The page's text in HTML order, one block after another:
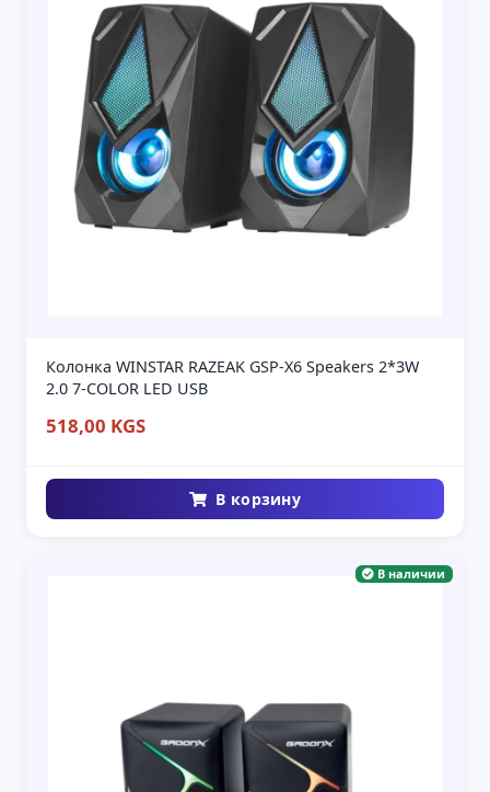
Колонка WINSTAR RAZEAK GSP-X6 Speakers 2*3W
2.0 7-COLOR LED USB
518,00 KGS
В корзину
В наличии